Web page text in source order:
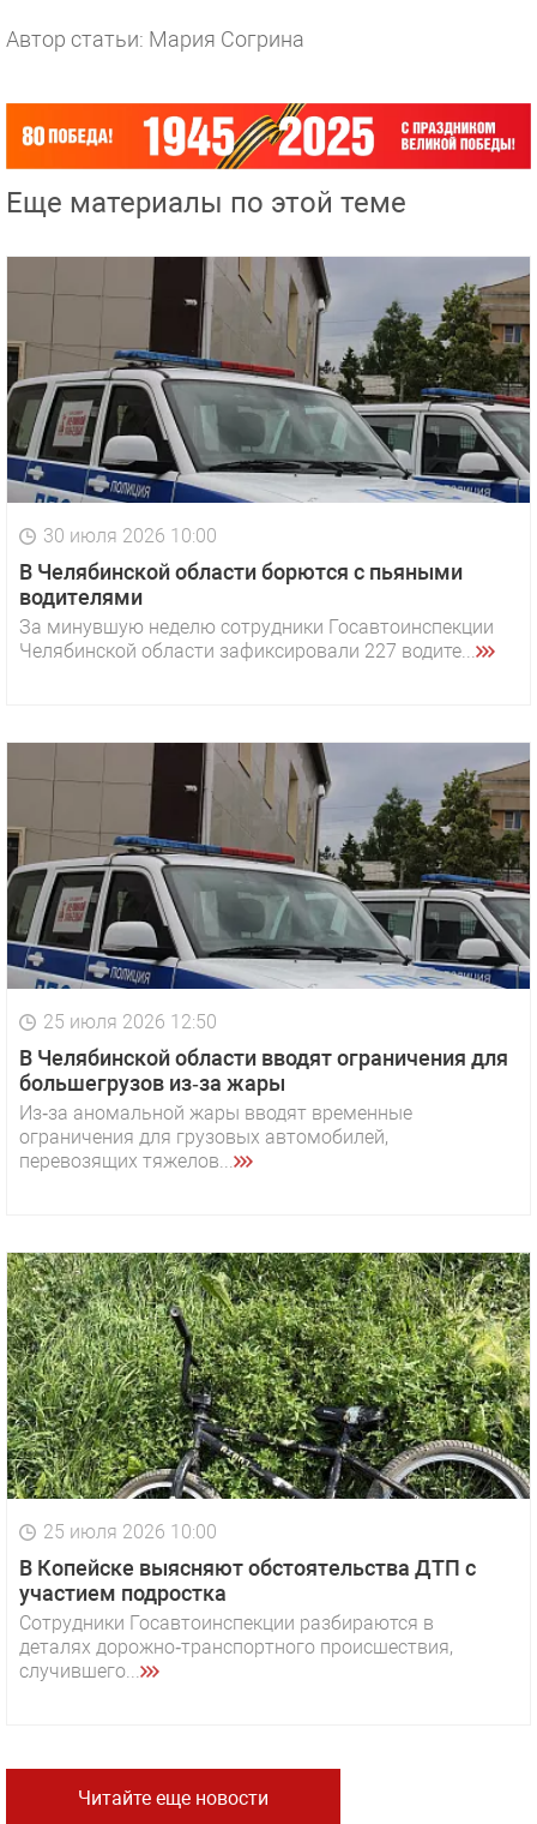
Автор статьи: Мария Согрина
Еще материалы по этой теме
30 июля 2026 10:00
В Челябинской области борются с пьяными
водителями
За минувшую неделю сотрудники Госавтоинспекции
Челябинской области зафиксировали 227 водите...
25 июля 2026 12:50
В Челябинской области вводят ограничения для
большегрузов из‑за жары
Из‑за аномальной жары вводят временные
ограничения для грузовых автомобилей,
перевозящих тяжелов...
25 июля 2026 10:00
В Копейске выясняют обстоятельства ДТП с
участием подростка
Сотрудники Госавтоинспекции разбираются в
деталях дорожно‑транспортного происшествия,
случившего...
Читайте еще новости